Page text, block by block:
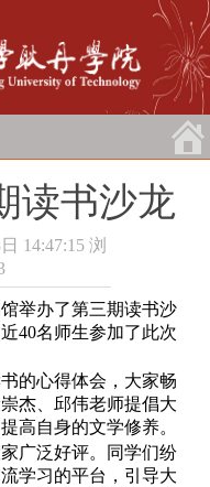
读书沙龙
14:47:15 浏
举办了第三期读书沙
40名师生参加了此次
的心得体会，大家畅
杰、 邱伟老师提倡大
高自身的文学修养。
广泛好评。同学们纷
学习的平台，引导大